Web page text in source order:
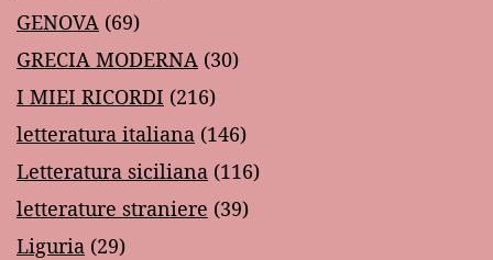
GENOVA (69)
GRECIA MODERNA (30)
I MIEI RICORDI (216)
letteratura italiana (146)
Letteratura siciliana (116)
letterature straniere (39)
Liguria (29)